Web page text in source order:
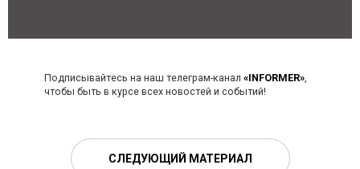
Подписывайтесь на наш телеграм-канал «INFORMER»,
чтобы быть в курсе всех новостей и событий!
СЛЕДУЮЩИЙ МАТЕРИАЛ